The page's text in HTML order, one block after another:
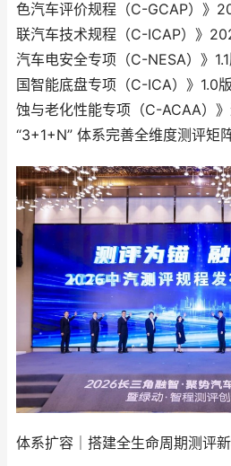
色汽车评价规程（C-GCAP）》
联汽车技术规程（C-ICAP）》
汽车电安全专项（C-NESA）》
国智能底盘专项（C-ICA）》1.0
蚀与老化性能专项（C-ACAA）
“3+1+N” 体系完善全维度测评矩阵
体系扩容｜搭建全生命周期测评